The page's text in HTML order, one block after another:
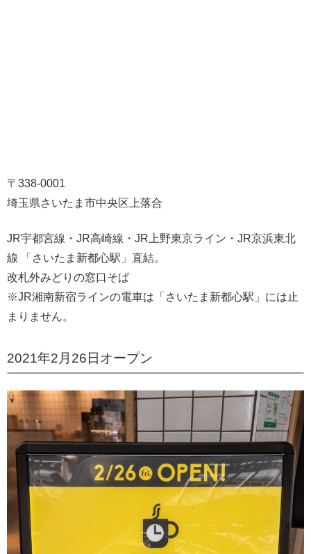
〒338-0001
埼玉県さいたま市中央区上落合
JR宇都宮線・JR高崎線・JR上野東京ライン・JR京浜東北
線 「さいたま新都心駅」直結。
改札外みどりの窓口そば
※JR湘南新宿ラインの電車は「さいたま新都心駅」には止
まりません。
2021年2月26日オープン